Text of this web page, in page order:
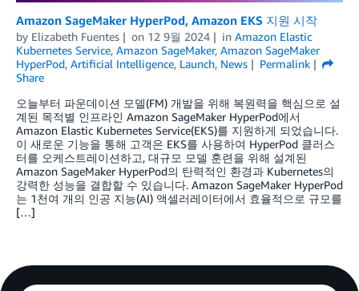
Amazon SageMaker HyperPod, Amazon EKS 지원 시작
by Elizabeth Fuentes on 12 9월 2024 in Amazon Elastic
Kubernetes Service, Amazon SageMaker, Amazon SageMaker
HyperPod, Artificial Intelligence, Launch, News
Permalink
Share
오늘부터 파운데이션 모델(FM) 개발을 위해 복원력을 핵심으로 설
계된 목적별 인프라인 Amazon SageMaker HyperPod에서
Amazon Elastic Kubernetes Service(EKS)를 지원하게 되었습니다.
이 새로운 기능을 통해 고객은 EKS를 사용하여 HyperPod 클러스
터를 오케스트레이션하고, 대규모 모델 훈련을 위해 설계된
Amazon SageMaker HyperPod의 탄력적인 환경과 Kubernetes의
강력한 성능을 결합할 수 있습니다. Amazon SageMaker HyperPod
는 1천여 개의 인공 지능(AI) 액셀러레이터에서 효율적으로 규모를
[…]